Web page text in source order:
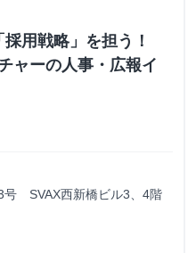
用戦略」を担う！
ャーの人事・広報イ
号 SVAX西新橋ビル3、4階